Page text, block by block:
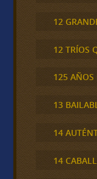
12
12 TRÍOS
125 AÑOS
13
14
14